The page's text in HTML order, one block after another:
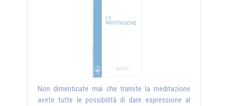
Non dimenticate mai che tramite la meditazione
avete tutte le possibilità di dare espressione al